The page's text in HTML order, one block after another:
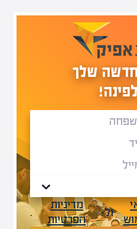
שלך
ול-
מדיניות
הפרטיות
.